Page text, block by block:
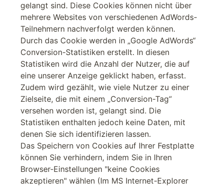
gelangt sind. Diese Cookies können nicht über
mehrere Websites von verschiedenen AdWords-
Teilnehmern nachverfolgt werden können.
Durch das Cookie werden in „Google AdWords“
Conversion-Statistiken erstellt. In diesen
Statistiken wird die Anzahl der Nutzer, die auf
eine unserer Anzeige geklickt haben, erfasst.
Zudem wird gezählt, wie viele Nutzer zu einer
Zielseite, die mit einem „Conversion-Tag“
versehen worden ist, gelangt sind. Die
Statistiken enthalten jedoch keine Daten, mit
denen Sie sich identifizieren lassen.
Das Speichern von Cookies auf Ihrer Festplatte
können Sie verhindern, indem Sie in Ihren
Browser-Einstellungen "keine Cookies
akzeptieren" wählen (Im MS Internet-Explorer